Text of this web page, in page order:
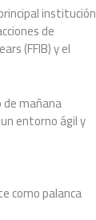
institución
de
(FFIB) y el
mañana
entorno ágil y
como palanca